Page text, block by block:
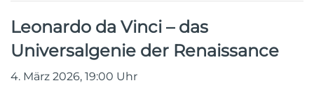
Leonardo da Vinci – das
Universalgenie der Renaissance
4. März 2026, 19:00 Uhr